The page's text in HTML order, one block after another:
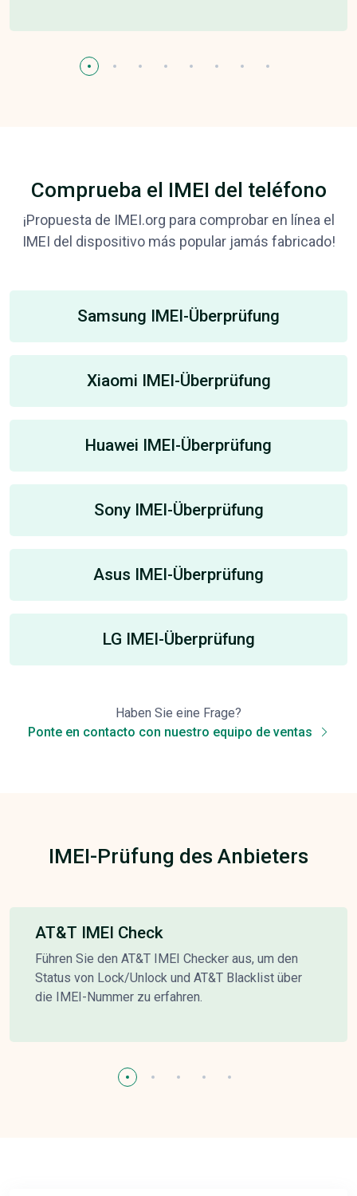
Comprueba el IMEI del teléfono
¡Propuesta de IMEI.org para comprobar en línea el
IMEI del dispositivo más popular jamás fabricado!
Samsung IMEI-Überprüfung
Xiaomi IMEI-Überprüfung
Huawei IMEI-Überprüfung
Sony IMEI-Überprüfung
Asus IMEI-Überprüfung
LG IMEI-Überprüfung
Haben Sie eine Frage?
Ponte en contacto con nuestro equipo de ventas
IMEI-Prüfung des Anbieters
AT&T IMEI Check
Führen Sie den AT&T IMEI Checker aus, um den
Status von Lock/Unlock und AT&T Blacklist über
die IMEI-Nummer zu erfahren.